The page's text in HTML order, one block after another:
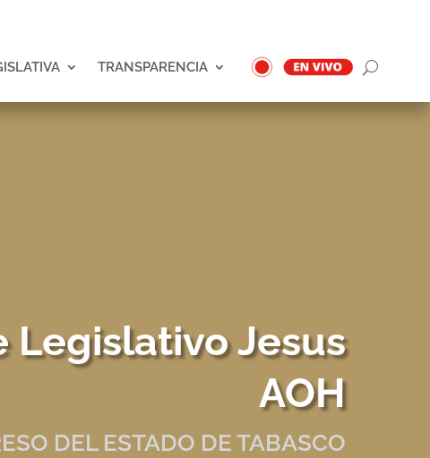
TRANSPARENCIA
Legislativo Jesus
AOH
DEL ESTADO DE TABASCO